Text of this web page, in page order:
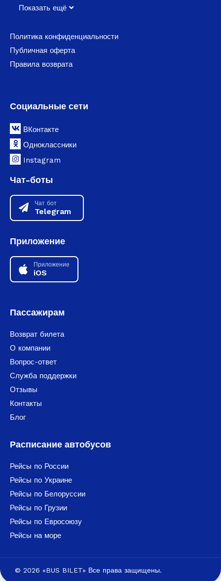
Показать ещё
Политика конфиденциальности
Публичная оферта
Правила возврата
Социальные сети
ВКонтакте
Одноклассники
Instagram
Чат-боты
Чат бот
Telegram
Приложение
Приложение
iOS
Пассажирам
Возврат билета
О компании
Вопрос-ответ
Служба поддержки
Отзывы
Контакты
Блог
Расписание автобусов
Рейсы по России
Рейсы по Украине
Рейсы по Белоруссии
Рейсы по Грузии
Рейсы по Евросоюзу
Рейсы на море
© 2026 «BUS BILET» Все права защищены.